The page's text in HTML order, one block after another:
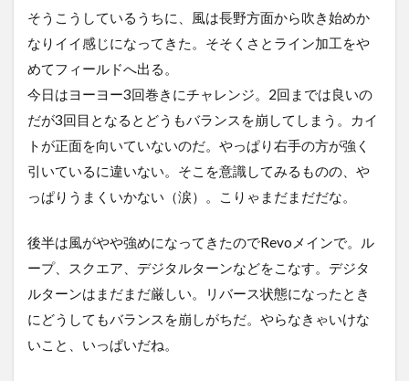
そうこうしているうちに、風は長野方面から吹き始めか
なりイイ感じになってきた。そそくさとライン加工をや
めてフィールドへ出る。
今日はヨーヨー3回巻きにチャレンジ。2回までは良いの
だが3回目となるとどうもバランスを崩してしまう。カイ
トが正面を向いていないのだ。やっぱり右手の方が強く
引いているに違いない。そこを意識してみるものの、や
っぱりうまくいかない（涙）。こりゃまだまだだな。
後半は風がやや強めになってきたのでRevoメインで。ル
ープ、スクエア、デジタルターンなどをこなす。デジタ
ルターンはまだまだ厳しい。リバース状態になったとき
にどうしてもバランスを崩しがちだ。やらなきゃいけな
いこと、いっぱいだね。